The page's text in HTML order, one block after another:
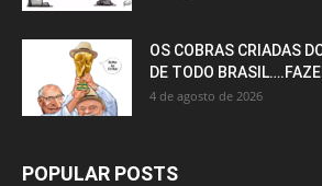
OS COBRAS CRIADAS
DE TODO
4 de agosto de 2026
POPULAR POSTS